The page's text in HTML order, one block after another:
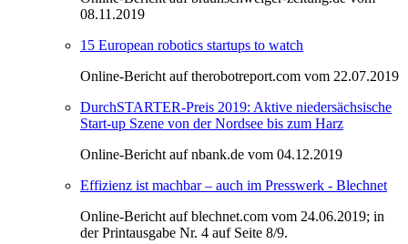
08.11.2019
15 European robotics startups to watch
Online-Bericht auf therobotreport.com vom 22.07.2019
DurchSTARTER-Preis 2019: Aktive niedersächsische
Start-up Szene von der Nordsee bis zum Harz
Online-Bericht auf nbank.de vom 04.12.2019
Effizienz ist machbar – auch im Presswerk - Blechnet
Online-Bericht auf blechnet.com vom 24.06.2019; in
der Printausgabe Nr. 4 auf Seite 8/9.